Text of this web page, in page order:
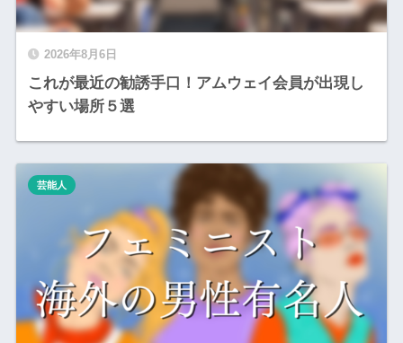
2026年8月6日
これが最近の勧誘手口！アムウェイ会員が出現し
やすい場所５選
芸能人